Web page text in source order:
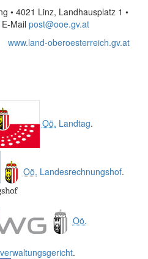
• 4021 Linz, Landhausplatz 1 •
E-Mail post@ooe.gv.at
www.land-oberoesterreich.gv.at
Oö. Landtag.
Oö. Landesrechnungshof.
Oö.
.